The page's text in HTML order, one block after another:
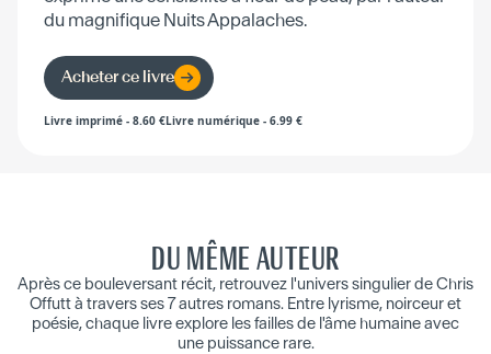
du magnifique Nuits Appalaches.
Acheter ce livre
Livre imprimé - 8.60 €Livre numérique - 6.99 €
DU MÊME AUTEUR
Après ce bouleversant récit, retrouvez l'univers singulier de Chris
Offutt à travers ses 7 autres romans. Entre lyrisme, noirceur et
poésie, chaque livre explore les failles de l'âme humaine avec
une puissance rare.